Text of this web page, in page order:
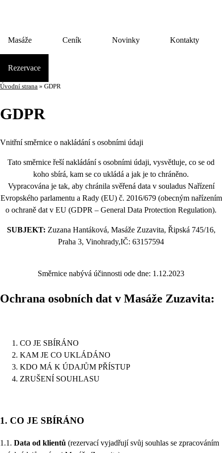
Masáže Ceník Novinky Kontakty
Rezervace
Úvodní strana » GDPR
GDPR
Vnitřní směrnice o nakládání s osobními údaji
Tato směrnice řeší nakládání s osobními údaji, vysvětluje, co se od
koho sbírá, kam se co ukládá a jak je to chráněno.
Vypracována je tak, aby chránila svěřená data v souladus Nařízení
Evropského parlamentu a Rady (EU) č. 2016/679 (obecným nařízením
o ochraně dat v EU (GDPR – General Data Protection Regulation).
SUBJEKT: Zuzana Hantáková, Masáže Zuzavita, Řipská 745/16,
Praha 3, Vinohrady,IČ: 63157594
Směrnice nabývá účinnosti ode dne: 1.12.2023
Ochrana osobních dat v Masáže Zuzavita:
CO JE SBÍRÁNO
KAM JE CO UKLÁDÁNO
KDO MÁ K ÚDAJŮM PŘÍSTUP
ZRUŠENÍ SOUHLASU
1. CO JE SBÍRÁNO
1.1. Data od klientů (rezervací vyjadřují svůj souhlas se zpracováním